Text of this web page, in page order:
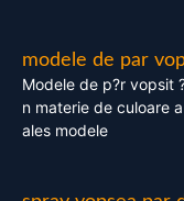
modele de par
Modele de p?r vopsit
n materie de culoare
ales modele